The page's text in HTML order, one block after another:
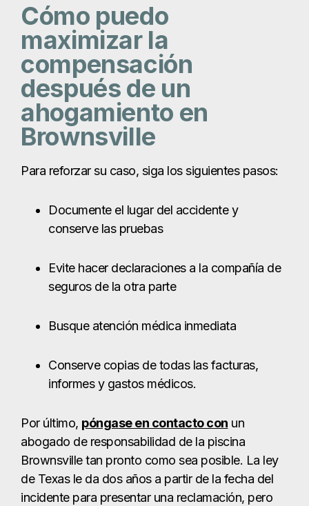
Cómo puedo
maximizar la
compensación
después de un
ahogamiento en
Brownsville
Para reforzar su caso, siga los siguientes pasos:
Documente el lugar del accidente y
conserve las pruebas
Evite hacer declaraciones a la compañía de
seguros de la otra parte
Busque atención médica inmediata
Conserve copias de todas las facturas,
informes y gastos médicos.
Por último, póngase en contacto con un
abogado de responsabilidad de la piscina
Brownsville tan pronto como sea posible. La ley
de Texas le da dos años a partir de la fecha del
incidente para presentar una reclamación, pero